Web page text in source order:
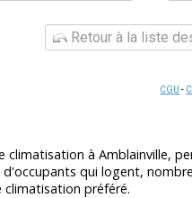
Retour à la liste
CGU -
climatisation à Amblainville,
qui logent,
préféré.